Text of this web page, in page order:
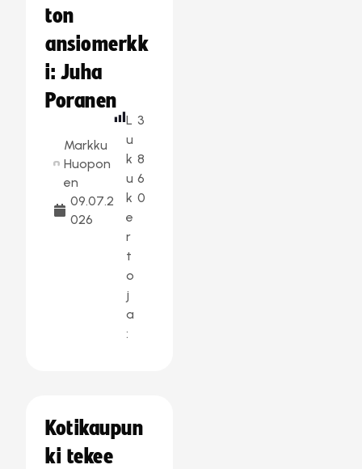
ton
ansiomerkk
i: Juha
Poranen
Markku
Huopon
en
09.07.2
026
L
u
k
u
k
e
r
t
o
j
a
:
3
8
6
0
Kotikaupun
ki tekee